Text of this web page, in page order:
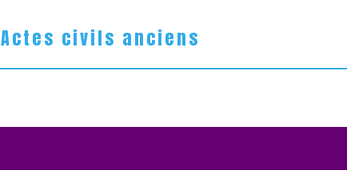
Actes civils anciens